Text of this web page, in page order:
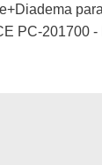
PC-201700 -